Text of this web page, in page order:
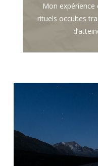
Mon expérience
rituels occultes